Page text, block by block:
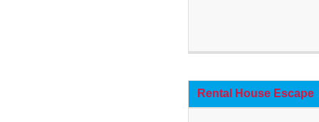
Rental House Escape